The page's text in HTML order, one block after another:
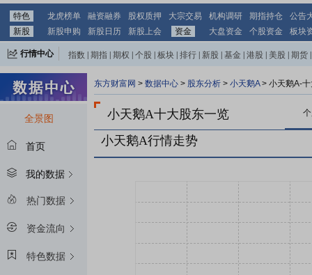
特色 龙虎榜单 融资融券 股权质押 大宗交易 机构调研 期指持仓
公告
新股
新股申购 新股日历 新股上会 资金 大盘资金 个股资金 板块
行情中心 指数 期指 期权 个股 板块 排行 新股 基金 港股 美股 期货
全景图
首页
我的数据
热门数据
资金流向
特色数据
东方财富网 > 数据中心 > 股东分析 > 小天鹅A> 小天鹅A-
小天鹅A十大股东一览
小天鹅A行情走势